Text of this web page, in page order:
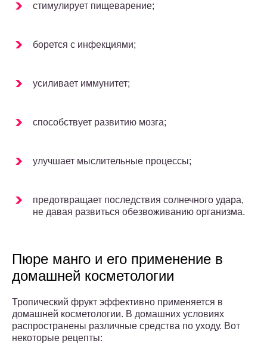
стимулирует пищеварение;
борется с инфекциями;
усиливает иммунитет;
способствует развитию мозга;
улучшает мыслительные процессы;
предотвращает последствия солнечного удара,
не давая развиться обезвоживанию организма.
Пюре манго и его применение в
домашней косметологии
Тропический фрукт эффективно применяется в
домашней косметологии. В домашних условиях
распространены различные средства по уходу. Вот
некоторые рецепты: